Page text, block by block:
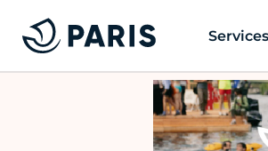
Services